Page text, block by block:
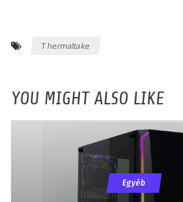
Thermaltake
YOU MIGHT ALSO LIKE
Egyéb